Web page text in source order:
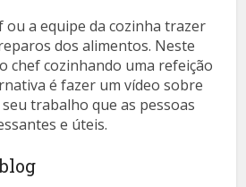
ou a equipe da cozinha trazer
dos alimentos. Neste
chef cozinhando uma refeição
é fazer um vídeo sobre
trabalho que as pessoas
e úteis.